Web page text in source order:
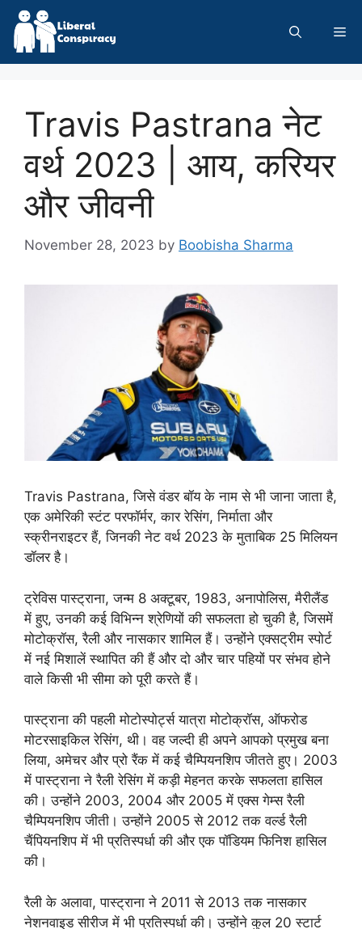
Skip
content
Travis Pastrana नेट
वर्थ 2023 | आय, करियर
और जीवनी
November 28, 2023 by Boobisha Sharma
Travis Pastrana, जिसे वंडर बॉय के नाम से भी जाना जाता है,
एक अमेरिकी स्टंट परफॉर्मर, कार रेसिंग, निर्माता और
स्क्रीनराइटर हैं, जिनकी नेट वर्थ 2023 के मुताबिक 25 मिलियन
डॉलर है।
ट्रेविस पास्ट्राना, जन्म 8 अक्टूबर, 1983, अनापोलिस, मैरीलैंड
में हुए, उनकी कई विभिन्न श्रेणियों की सफलता हो चुकी है, जिसमें
मोटोक्रॉस, रैली और नासकार शामिल हैं। उन्होंने एक्सट्रीम स्पोर्ट
में नई मिशालें स्थापित की हैं और दो और चार पहियों पर संभव होने
वाले किसी भी सीमा को पूरी करते हैं।
पास्ट्राना की पहली मोटोस्पोर्ट्स यात्रा मोटोक्रॉस, ऑफरोड
मोटरसाइकिल रेसिंग, थी। वह जल्दी ही अपने आपको प्रमुख बना
लिया, अमेचर और प्रो रैंक में कई चैम्पियनशिप जीतते हुए। 2003
में पास्ट्राना ने रैली रेसिंग में कड़ी मेहनत करके सफलता हासिल
की। उन्होंने 2003, 2004 और 2005 में एक्स गेम्स रैली
चैम्पियनशिप जीती। उन्होंने 2005 से 2012 तक वर्ल्ड रैली
चैंपियनशिप में भी प्रतिस्पर्धा की और एक पॉडियम फिनिश हासिल
की।
रैली के अलावा, पास्ट्राना ने 2011 से 2013 तक नासकार
नेशनवाइड सीरीज में भी प्रतिस्पर्धा की। उन्होंने कुल 20 स्टार्ट